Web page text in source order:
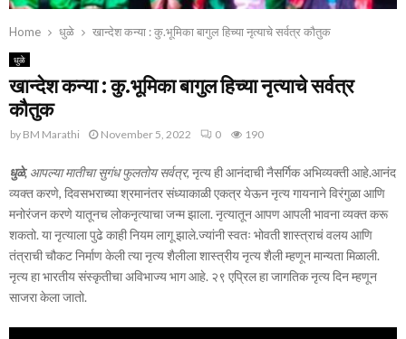
Home धुळे खान्देश कन्या : कु.भूमिका बागुल हिच्या नृत्याचे सर्वत्र कौतुक
धुळे
खान्देश कन्या : कु.भूमिका बागुल हिच्या नृत्याचे सर्वत्र
कौतुक
by BM Marathi November 5, 2022 0 190
धुळे, आपल्या मातीचा सुगंध फुलतोय सर्वत्र,नृत्य ही आनंदाची नैसर्गिक अभिव्यक्ती आहे.आनंद
व्यक्त करणे, दिवसभराच्या श्रमानंतर संध्याकाळी एकत्र येऊन नृत्य गायनाने विरंगुळा आणि
मनोरंजन करणे यातूनच लोकनृत्याचा जन्म झाला. नृत्यातून आपण आपली भावना व्यक्त करू
शकतो. या नृत्याला पुढे काही नियम लागू झाले.ज्यांनी स्वतः भोवती शास्त्राचं वलय आणि
तंत्राची चौकट निर्माण केली त्या नृत्य शैलीला शास्त्रीय नृत्य शैली म्हणून मान्यता मिळाली.
नृत्य हा भारतीय संस्कृतीचा अविभाज्य भाग आहे. २९ एप्रिल हा जागतिक नृत्य दिन म्हणून
साजरा केला जातो.